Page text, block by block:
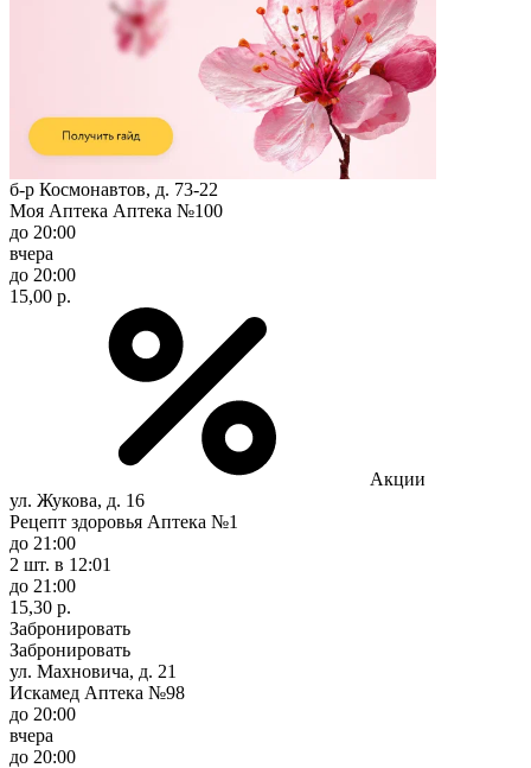
б-р Космонавтов, д. 73-22
Моя Аптека Аптека №100
до 20:00
вчера
до 20:00
15,00 р.
Акции
ул. Жукова, д. 16
Рецепт здоровья Аптека №1
до 21:00
2 шт. в 12:01
до 21:00
15,30 р.
Забронировать
Забронировать
ул. Махновича, д. 21
Искамед Аптека №98
до 20:00
вчера
до 20:00